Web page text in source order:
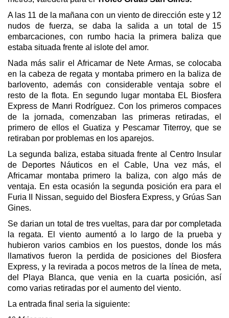
A las 11 de la mañana con un viento de dirección este y 12
nudos de fuerza, se daba la salida a un total de 15
embarcaciones, con rumbo hacia la primera baliza que
estaba situada frente al islote del amor.
Nada más salir el Africamar de Nete Armas, se colocaba
en la cabeza de regata y montaba primero en la baliza de
barlovento, además con considerable ventaja sobre el
resto de la flota. En segundo lugar montaba EL Biosfera
Express de Manri Rodríguez. Con los primeros compaces
de la jornada, comenzaban las primeras retiradas, el
primero de ellos el Guatiza y Pescamar Titerroy, que se
retiraban por problemas en los aparejos.
La segunda baliza, estaba situada frente al Centro Insular
de Deportes Náuticos en el Cable, Una vez más, el
Africamar montaba primero la baliza, con algo más de
ventaja. En esta ocasión la segunda posición era para el
Furia II Nissan, seguido del Biosfera Express, y Grúas San
Gines.
Se darian un total de tres vueltas, para dar por completada
la regata. El viento aumentó a lo largo de la prueba y
hubieron varios cambios en los puestos, donde los más
llamativos fueron la perdida de posiciones del Biosfera
Express, y la revirada a pocos metros de la línea de meta,
del Playa Blanca, que venia en la cuarta posición, así
como varias retiradas por el aumento del viento.
La entrada final seria la siguiente: